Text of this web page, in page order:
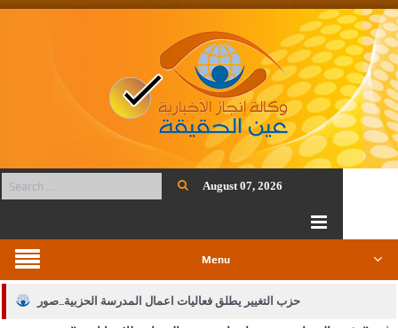
August 07, 2026
Menu
حزب التغيير يطلق فعاليات اعمال المدرسة الحزبية..صور